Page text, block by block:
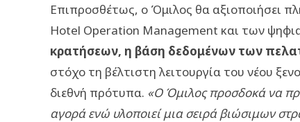
Επιπροσθέτως, ο Όμιλος θα αξιοποιήσει
Hotel Operation Management και των
κρατήσεων, η βάση δεδομένων των
στόχο τη βέλτιστη λειτουργία του νέου
διεθνή πρότυπα. «Ο Όμιλος προσδοκά να
αγορά ενώ υλοποιεί μια σειρά βιώσιμων